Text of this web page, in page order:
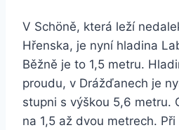
V Schöně, která leží
Hřenska, je nyní hladina
Běžně je to 1,5 metru.
proudu, v Drážďanech je
stupni s výškou 5,6 metru.
na 1,5 až dvou metrech.